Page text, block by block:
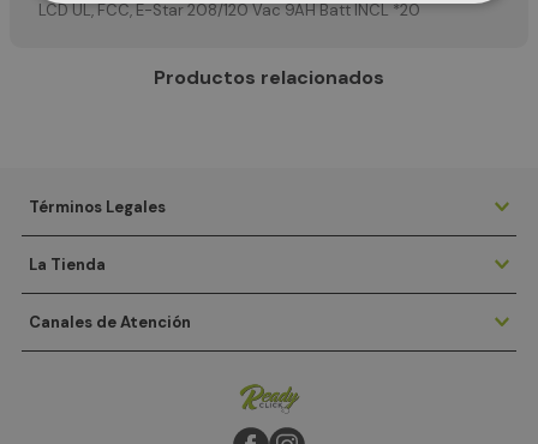
LCD UL, FCC, E-Star 208/120 Vac 9AH Batt INCL *20
Productos relacionados
Términos Legales
La Tienda
Canales de Atención